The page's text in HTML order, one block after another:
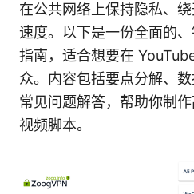
在公共网络上保持隐私、
速度。以下是一份全面的
指南，适合想要在
众。内容包括要点分解、
常见问题解答，帮助你制
视频脚本。